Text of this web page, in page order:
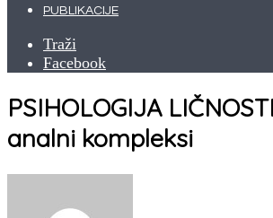
PUBLIKACIJE
Traži
Facebook
PSIHOLOGIJA
analni kompleksi